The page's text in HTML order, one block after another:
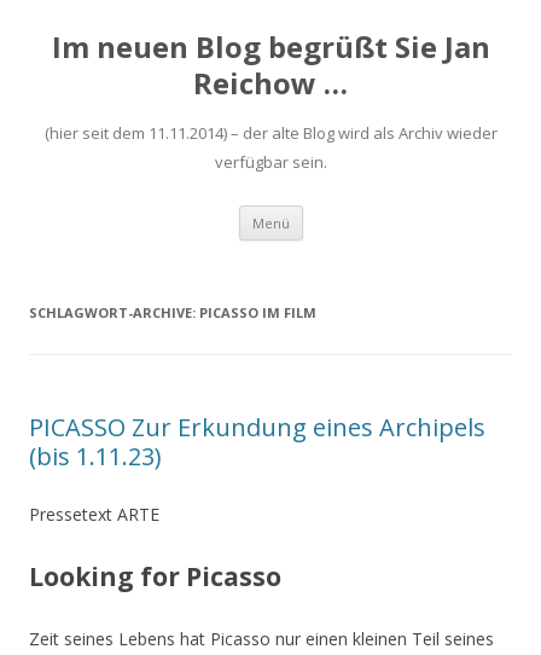
Im neuen Blog begrüßt Sie Jan
Reichow …
(hier seit dem 11.11.2014) – der alte Blog wird als Archiv wieder
verfügbar sein.
Menü Zum
springen
SCHLAGWORT-ARCHIVE: PICASSO IM FILM
PICASSO Zur Erkundung eines Archipels
(bis 1.11.23)
Pressetext ARTE
Looking for Picasso
Zeit seines Lebens hat Picasso nur einen kleinen Teil seines